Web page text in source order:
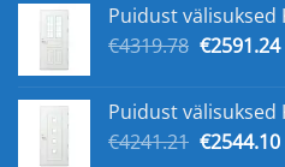
€4429.78.
Puidust välisuksed
€4319.78 Algne
€4319.78.
€2591.24
Puidust välisuksed
€4241.21 Algne
€2544.10